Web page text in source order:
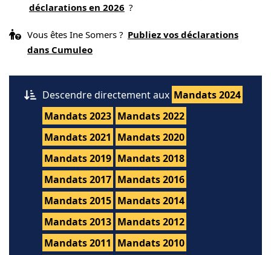
déclarations en 2026 ?
Vous êtes Ine Somers ? Publiez vos déclarations
dans Cumuleo
Descendre directement aux Mandats 2024
Mandats 2023 Mandats 2022
Mandats 2021 Mandats 2020
Mandats 2019 Mandats 2018
Mandats 2017 Mandats 2016
Mandats 2015 Mandats 2014
Mandats 2013 Mandats 2012
Mandats 2011 Mandats 2010